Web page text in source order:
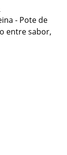
- Pote de
entre sabor,